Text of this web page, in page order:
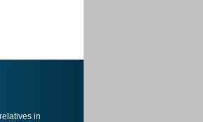
in